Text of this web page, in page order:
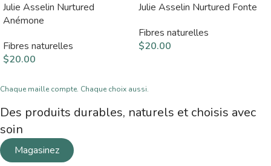
Julie Asselin Nurtured
Anémone
Fibres naturelles
$20.00
Julie Asselin Nurtured Fonte
Fibres naturelles
$20.00
Chaque maille compte. Chaque choix aussi.
Des produits durables, naturels et choisis avec
soin
Magasinez